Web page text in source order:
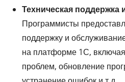
Техническая поддержка
Программисты
поддержку и
на платформе 1С,
проблем, обновление